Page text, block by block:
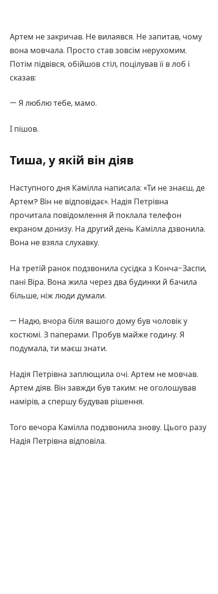
Артем не закричав. Не вилаявся. Не запитав, чому
вона мовчала. Просто став зовсім нерухомим.
Потім підвівся, обійшов стіл, поцілував її в лоб і
сказав:
— Я люблю тебе, мамо.
І пішов.
Тиша, у якій він діяв
Наступного дня Камілла написала: «Ти не знаєш, де
Артем? Він не відповідає». Надія Петрівна
прочитала повідомлення й поклала телефон
екраном донизу. На другий день Камілла дзвонила.
Вона не взяла слухавку.
На третій ранок подзвонила сусідка з Конча-Заспи,
пані Віра. Вона жила через два будинки й бачила
більше, ніж люди думали.
— Надю, вчора біля вашого дому був чоловік у
костюмі. З паперами. Пробув майже годину. Я
подумала, ти маєш знати.
Надія Петрівна заплющила очі. Артем не мовчав.
Артем діяв. Він завжди був таким: не оголошував
намірів, а спершу будував рішення.
Того вечора Камілла подзвонила знову. Цього разу
Надія Петрівна відповіла.